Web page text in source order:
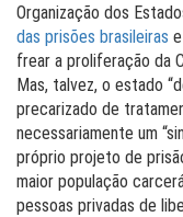
Organização dos
das prisões brasileiras
frear a proliferação da
Mas, talvez, o estado
precarizado de
necessariamente um
próprio projeto de
maior população
pessoas privadas de